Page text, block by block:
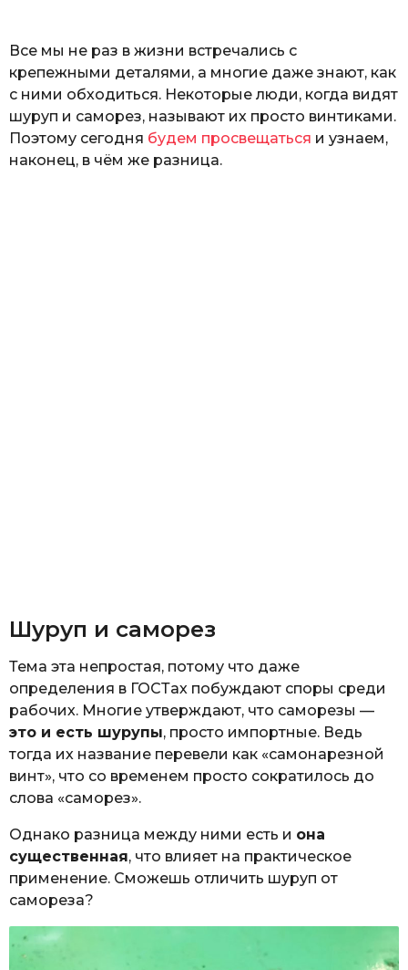
Все мы не раз в жизни встречались с
крепежными деталями, а многие даже знают, как
с ними обходиться. Некоторые люди, когда видят
шуруп и саморез, называют их просто винтиками.
Поэтому сегодня будем просвещаться и узнаем,
наконец, в чём же разница.
Шуруп и саморез
Тема эта непростая, потому что даже
определения в ГОСТах побуждают споры среди
рабочих. Многие утверждают, что саморезы —
это и есть шурупы, просто импортные. Ведь
тогда их название перевели как «самонарезной
винт», что со временем просто сократилось до
слова «саморез».
Однако разница между ними есть и она
существенная, что влияет на практическое
применение. Сможешь отличить шуруп от
самореза?